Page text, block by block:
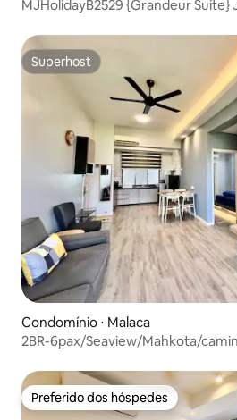
MJHolidayB2529 {Grandeur Suite}
Superhost
Superhost
Condomínio ⋅ Malaca
2BR-6pax/Seaview/Mahkota/
Preferido dos hóspedes
Preferido dos hóspedes